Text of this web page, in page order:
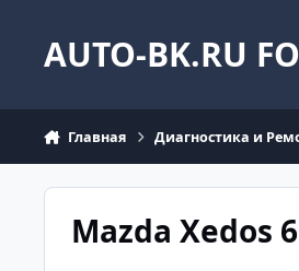
AUTO-BK.RU
Главная Диагностика и
Mazda Xedos